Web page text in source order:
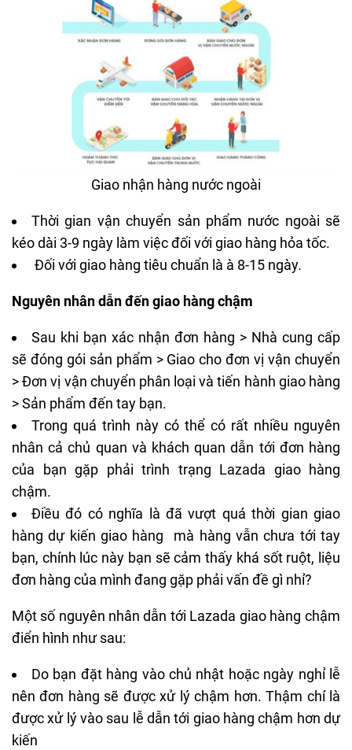
Giao nhận hàng nước ngoài
Thời gian vận chuyển sản phẩm nước ngoài sẽ
kéo dài 3-9 ngày làm việc đối với giao hàng hỏa tốc.
Đối với giao hàng tiêu chuẩn là à 8-15 ngày.
Nguyên nhân dẫn đến giao hàng chậm
Sau khi bạn xác nhận đơn hàng > Nhà cung cấp
sẽ đóng gói sản phẩm > Giao cho đơn vị vận chuyển
> Đơn vị vận chuyển phân loại và tiến hành giao hàng
> Sản phẩm đến tay bạn.
Trong quá trình này có thể có rất nhiều nguyên
nhân cả chủ quan và khách quan dẫn tới đơn hàng
của bạn gặp phải trình trạng Lazada giao hàng
chậm.
Điều đó có nghĩa là đã vượt quá thời gian giao
hàng dự kiến giao hàng mà hàng vẫn chưa tới tay
bạn, chính lúc này bạn sẽ cảm thấy khá sốt ruột, liệu
đơn hàng của mình đang gặp phải vấn đề gì nhỉ?
Một số nguyên nhân dẫn tới Lazada giao hàng chậm
điển hình như sau:
Do bạn đặt hàng vào chủ nhật hoặc ngày nghỉ lễ
nên đơn hàng sẽ được xử lý chậm hơn. Thậm chí là
được xử lý vào sau lễ dẫn tới giao hàng chậm hơn dự
kiến